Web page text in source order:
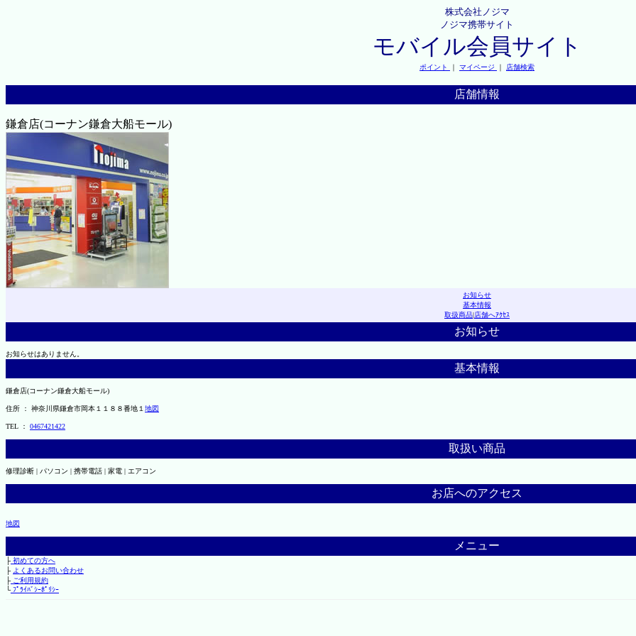
株式会社ノジマ
ノジマ携帯サイト
モバイル会員サイト
ポイント ｜ マイページ ｜ 店舗検索
店舗情報
鎌倉店(コーナン鎌倉大船モール)
お知らせ
基本情報
取扱商品|店舗へｱｸｾｽ
お知らせ
お知らせはありません。
基本情報
鎌倉店(コーナン鎌倉大船モール)
住所 ： 神奈川県鎌倉市岡本１１８８番地１ 地図
TEL ： 0467421422
取扱い商品
修理診断 | パソコン | 携帯電話 | 家電 | エアコン
お店へのアクセス
地図
メニュー
├初めての方へ
├ よくあるお問い合わせ
├ご利用規約
└ﾌﾟﾗｲﾊﾞｼｰﾎﾟﾘｼｰ